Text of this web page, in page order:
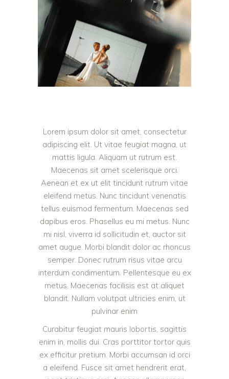
Lorem ipsum dolor sit amet, consectetur
adipiscing elit. Ut vitae feugiat magna, ut
mattis ligula. Aliquam ut rutrum est.
Maecenas sit amet scelerisque orci.
Aenean et ex ut elit tincidunt rutrum vitae
eleifend metus. Nunc tincidunt venenatis
tellus euismod fermentum. Maecenas sed
dapibus eros. Phasellus eu mi metus. Nunc
mi nisl, viverra id sollicitudin et, auctor sit
amet augue. Morbi blandit dolor ac rhoncus
semper. Donec rutrum risus vitae arcu
interdum condimentum. Pellentesque eu ex
metus. Maecenas facilisis est at aliquet
blandit. Nullam volutpat ultricies enim, ut
pulvinar enim
Curabitur feugiat mauris lobortis, sagittis
enim in, mollis dui. Cras porttitor tortor quis
ex efficitur pretium. Morbi accumsan id orci
a eleifend. Fusce sit amet hendrerit erat,